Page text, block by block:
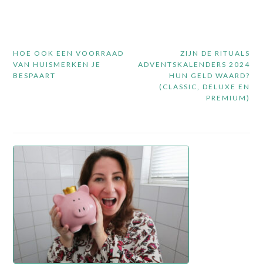
navigatie
ZIJN DE RITUALS
ADVENTSKALENDERS 2024
HUN GELD WAARD?
(CLASSIC, DELUXE EN
PREMIUM)
HOE OOK EEN VOORRAAD
VAN HUISMERKEN JE
BESPAART